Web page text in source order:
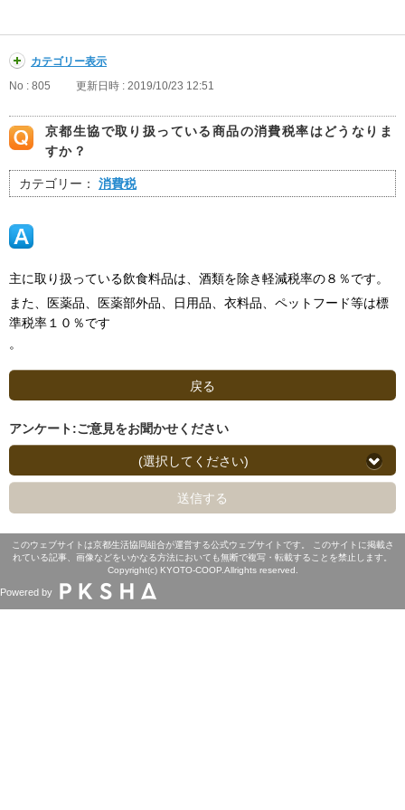
カテゴリー表示
No : 805
更新日時 : 2019/10/23 12:51
京都生協で取り扱っている商品の消費税率はどうなりま
すか？
カテゴリー： 消費税
主に取り扱っている飲食料品は、酒類を除き軽減税率の８％です。
また、医薬品、医薬部外品、日用品、衣料品、ペットフード等は標
準税率１０％です
。
戻る
アンケート:ご意見をお聞かせください
(選択してください)
送信する
このウェブサイトは京都生活協同組合が運営する公式ウェブサイトです。 このサイトに掲載さ
れている記事、画像などをいかなる方法においても無断で複写・転載することを禁止します。
Copyright(c) KYOTO-COOP.Allrights reserved.
Powered by